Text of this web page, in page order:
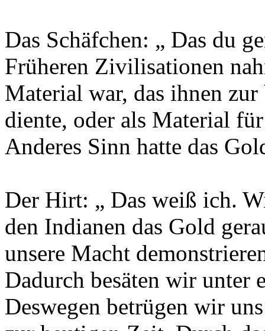
Das Schäfchen: „ Das du
Früheren Zivilisationen
Material war, das ihnen
diente, oder als Material
Anderes Sinn hatte das
Der Hirt: „ Das weiß ich.
den Indianen das Gold
unsere Macht
Dadurch besäten wir unter
Deswegen betrügen wir